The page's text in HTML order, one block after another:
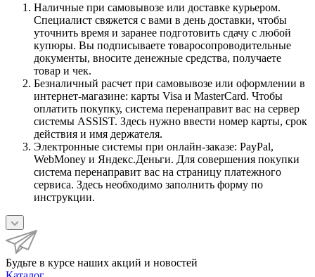
Наличные при самовывозе или доставке курьером.
Специалист свяжется с вами в день доставки, чтобы
уточнить время и заранее подготовить сдачу с любой
купюры. Вы подписываете товаросопроводительные
документы, вносите денежные средства, получаете
товар и чек.
Безналичный расчет при самовывозе или оформлении в
интернет-магазине: карты Visa и MasterCard. Чтобы
оплатить покупку, система перенаправит вас на сервер
системы ASSIST. Здесь нужно ввести номер карты, срок
действия и имя держателя.
Электронные системы при онлайн-заказе: PayPal,
WebMoney и Яндекс.Деньги. Для совершения покупки
система перенаправит вас на страницу платежного
сервиса. Здесь необходимо заполнить форму по
инструкции.
Будьте в курсе наших акций и новостей